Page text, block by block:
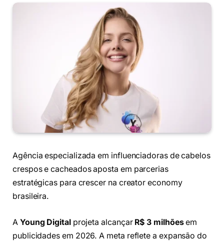
Agência especializada em influenciadoras de cabelos
crespos e cacheados aposta em parcerias
estratégicas para crescer na creator economy
brasileira.
A Young Digitalprojeta alcançar R$ 3 milhõesem
publicidades em 2026. A meta reflete a expansão do